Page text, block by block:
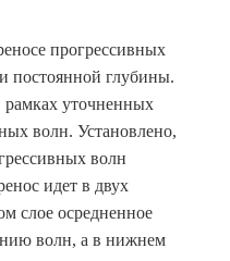
прогрессивных
постоянной глубины.
рамках уточненных
волн. Установлено,
волн
идет в двух
слое осредненное
волн, а в нижнем